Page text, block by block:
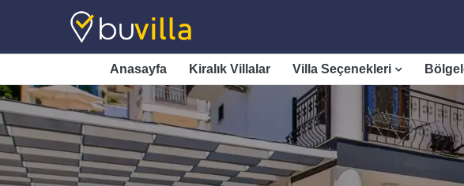
Anasayfa Kiralık Villalar Villa Seçenekleri